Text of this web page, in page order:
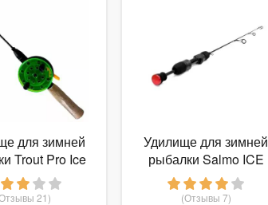
для зимней
Trout Pro Ice
QL-204
21)
Удилище для зимней
рыбалки Salmo ICE
SOLID STICK 50 (425-
01)
(Отзывы 7)